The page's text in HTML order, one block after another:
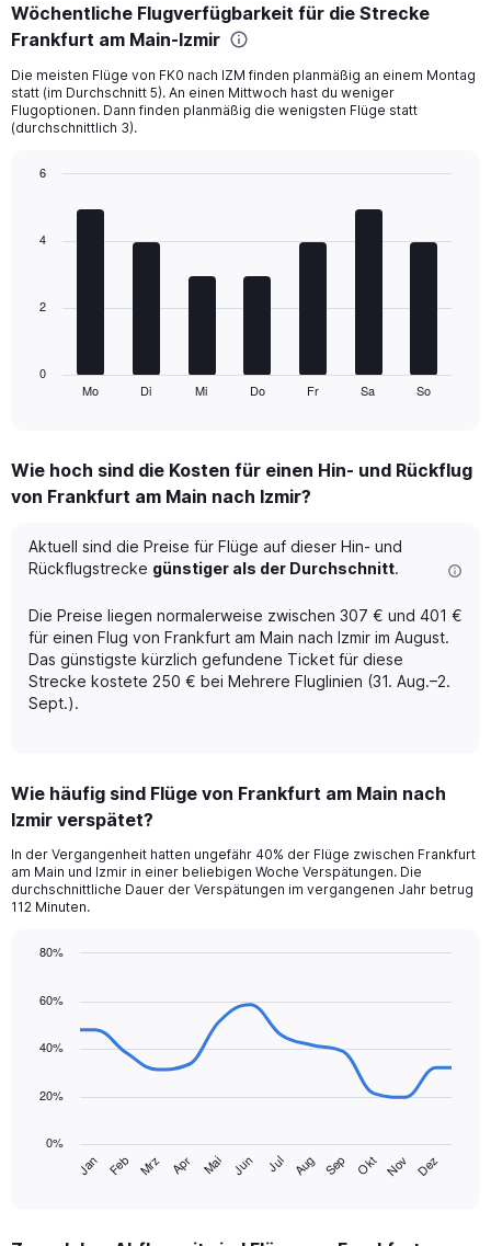
categories.
Range:
categories.
The
chart
Y
Avg.
Number
Wöchentliche Flugverfügbarkeit für die Strecke
Frankfurt am Main-Izmir
Die meisten Flüge von FK0 nach IZM finden planmäßig an einem Montag
statt (im Durchschnitt 5). An einen Mittwoch hast du weniger
Flugoptionen. Dann finden planmäßig die wenigsten Flüge statt
(durchschnittlich 3).
with
The
Range:
7
The
chart
has
Y
axis
displaying
values.
Range:
graphic.
Mo Di Mi Do Fr Sa So
0
2
4
6
Wie hoch sind die Kosten für einen Hin- und Rückflug
von Frankfurt am Main nach Izmir?
Aktuell sind die Preise für Flüge auf dieser Hin- und
Rückflugstrecke günstiger als der Durchschnitt.
Die Preise liegen normalerweise zwischen 307 € und 401 €
für einen Flug von Frankfurt am Main nach Izmir im August.
Das günstigste kürzlich gefundene Ticket für diese
Strecke kostete 250 € bei Mehrere Fluglinien (31. Aug.–2.
Sept.).
Wie häufig sind Flüge von Frankfurt am Main nach
Izmir verspätet?
In der Vergangenheit hatten ungefähr 40% der Flüge zwischen Frankfurt
am Main und Izmir in einer beliebigen Woche Verspätungen. Die
durchschnittliche Dauer der Verspätungen im vergangenen Jahr betrug
112 Minuten.
chart
with
data
The
has
Jan Feb Mrz Apr Mai Jun Jul Aug Sep Okt Nov Dez
0%
20%
40%
60%
80%